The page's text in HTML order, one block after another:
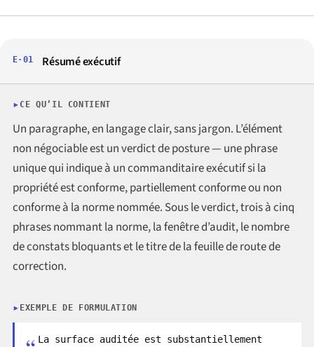
E·01 Résumé exécutif
CE QU’IL CONTIENT
Un paragraphe, en langage clair, sans jargon. L’élément
non négociable est un verdict de posture — une phrase
unique qui indique à un commanditaire exécutif si la
propriété est conforme, partiellement conforme ou non
conforme à la norme nommée. Sous le verdict, trois à cinq
phrases nommant la norme, la fenêtre d’audit, le nombre
de constats bloquants et le titre de la feuille de route de
correction.
EXEMPLE DE FORMULATION
La surface auditée est substantiellement